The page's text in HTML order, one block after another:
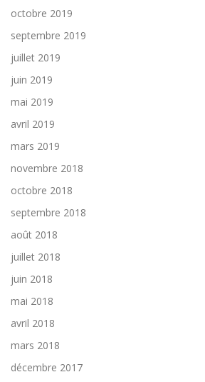
octobre 2019
septembre 2019
juillet 2019
juin 2019
mai 2019
avril 2019
mars 2019
novembre 2018
octobre 2018
septembre 2018
août 2018
juillet 2018
juin 2018
mai 2018
avril 2018
mars 2018
décembre 2017